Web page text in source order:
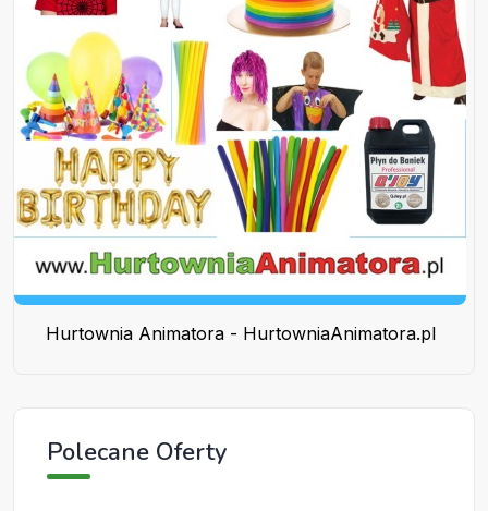
Hurtownia Animatora - HurtowniaAnimatora.pl
Polecane Oferty